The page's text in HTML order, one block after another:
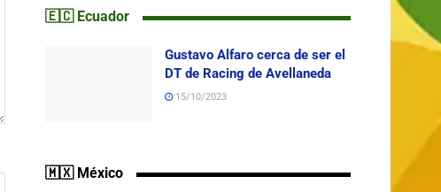
🇪🇨 Ecuador
Gustavo Alfaro cerca de ser el
DT de Racing de Avellaneda
15/10/2023
🇲🇽 México